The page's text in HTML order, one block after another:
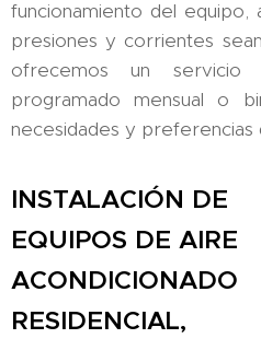
funcionamiento del equipo,
presiones y corrientes
ofrecemos un servicio
programado mensual o
necesidades y preferencias
INSTALACIÓN DE
EQUIPOS DE AIRE
ACONDICIONADO
RESIDENCIAL,